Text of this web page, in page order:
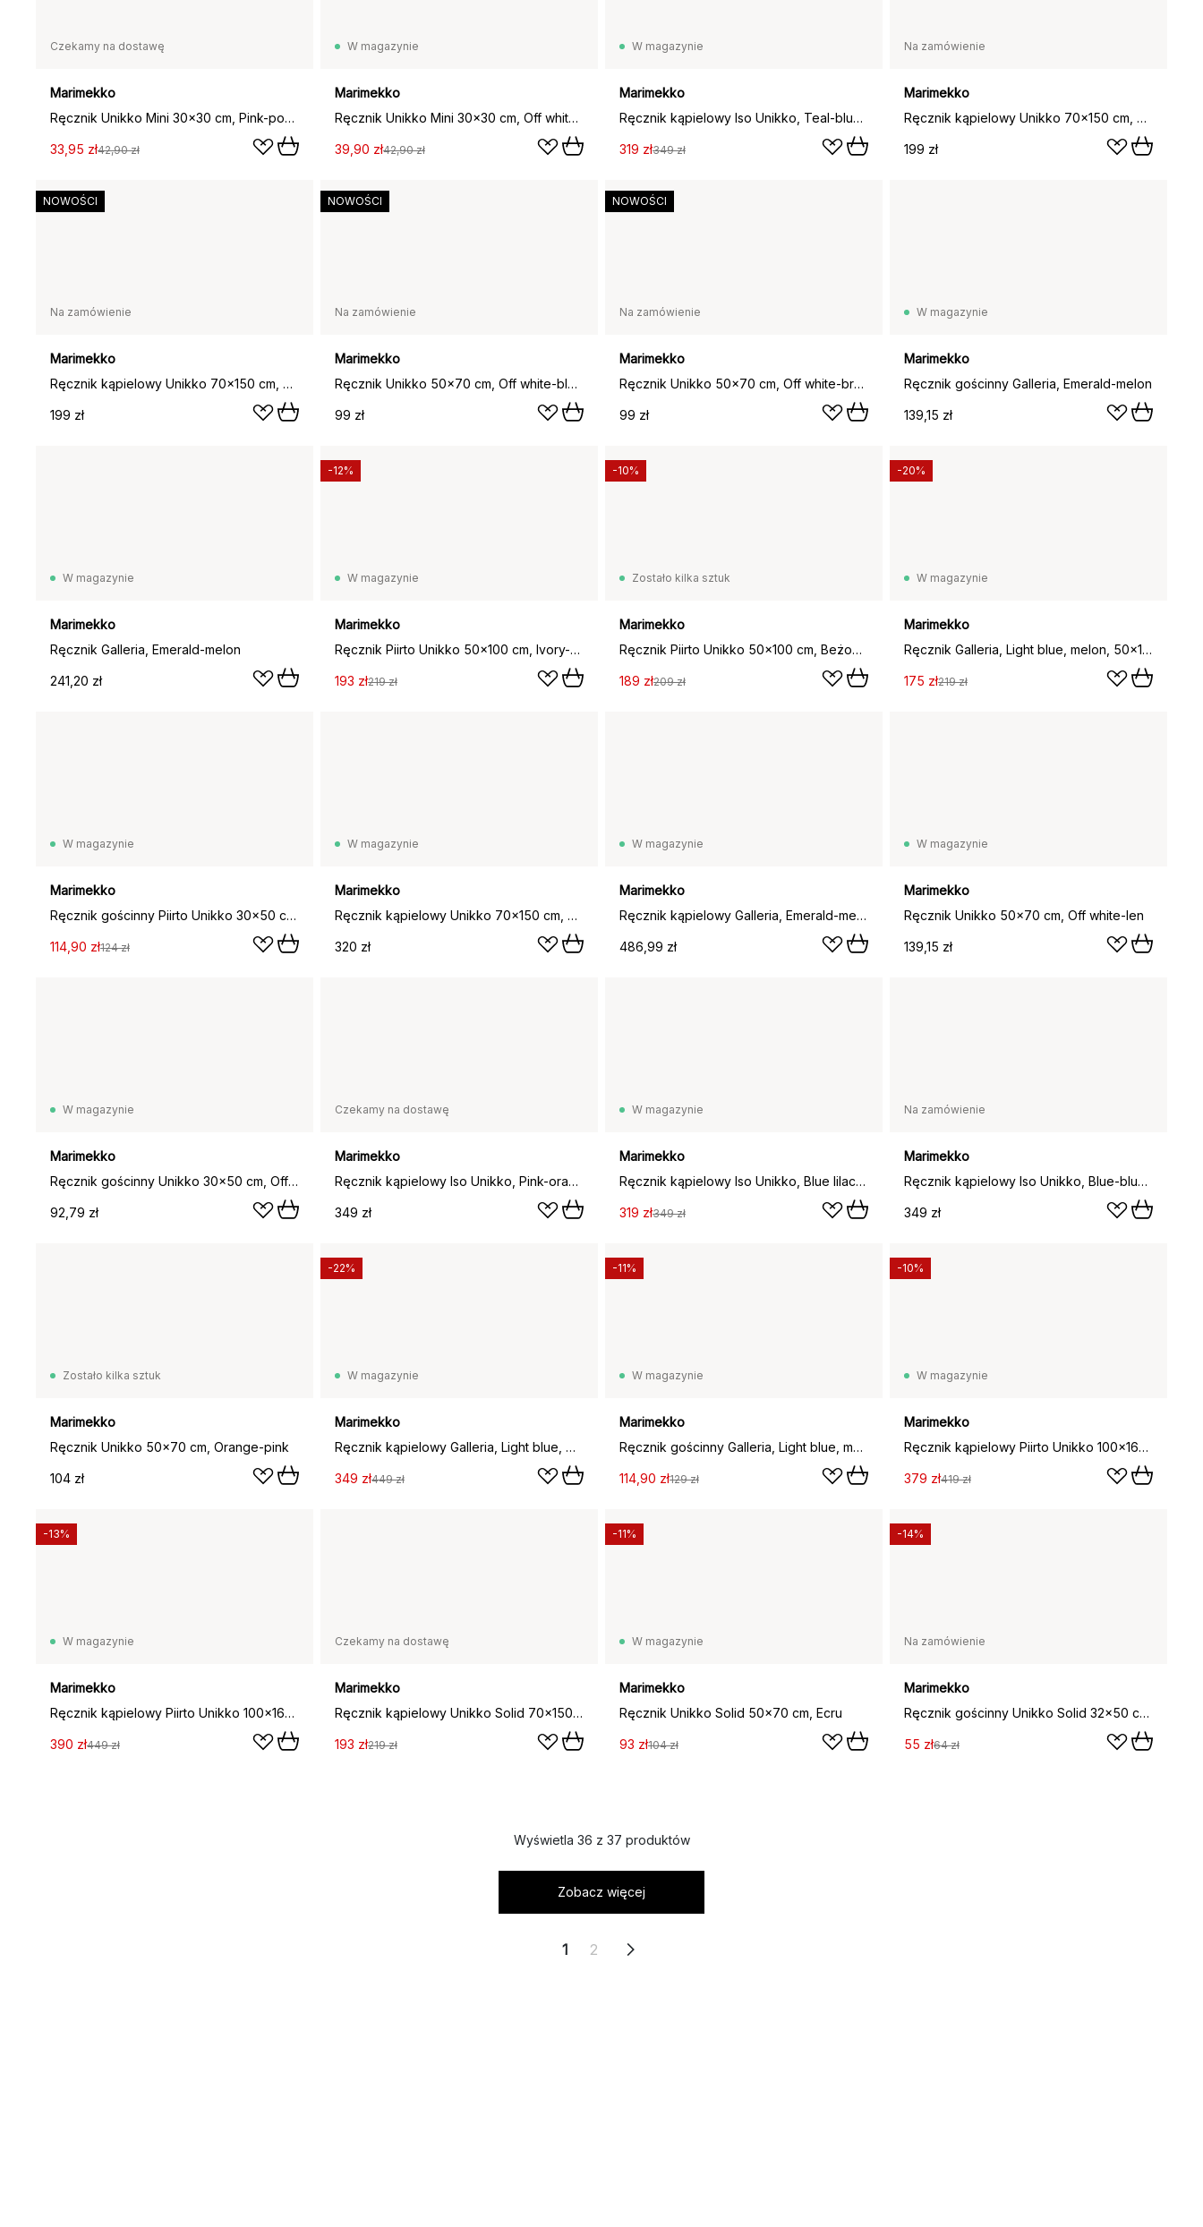
Czekamy na dostawę
Marimekko
Ręcznik Unikko Mini 30x30 cm, Pink-powder
33,95 zł42,90 zł
W magazynie
Marimekko
Ręcznik Unikko Mini 30x30 cm, Off white-sage
39,90 zł42,90 zł
W magazynie
Marimekko
Ręcznik kąpielowy Iso Unikko, Teal-blue, 100x180 cm
319 zł349 zł
Na zamówienie
Marimekko
Ręcznik kąpielowy Unikko 70x150 cm, Off white-blueberry
199 zł
Na zamówienie
Marimekko
Ręcznik kąpielowy Unikko 70x150 cm, Off white-brązowy
199 zł
NOWOŚCI
Na zamówienie
Marimekko
Ręcznik Unikko 50x70 cm, Off white-blueberry
99 zł
NOWOŚCI
Na zamówienie
Marimekko
Ręcznik Unikko 50x70 cm, Off white-brązowy
99 zł
NOWOŚCI
W magazynie
Marimekko
Ręcznik gościnny Galleria, Emerald-melon
139,15 zł
W magazynie
Marimekko
Ręcznik Galleria, Emerald-melon
241,20 zł
W magazynie
Marimekko
Ręcznik Piirto Unikko 50x100 cm, Ivory-black
193 zł219 zł
-12%
Zostało kilka sztuk
Marimekko
Ręcznik Piirto Unikko 50x100 cm, Beżowy
189 zł209 zł
-10%
W magazynie
Marimekko
Ręcznik Galleria, Light blue, melon, 50x100 cm
175 zł219 zł
-20%
W magazynie
Marimekko
Ręcznik gościnny Piirto Unikko 30x50 cm, Beżowy
114,90 zł124 zł
W magazynie
Marimekko
Ręcznik kąpielowy Unikko 70x150 cm, Off white-len
320 zł
W magazynie
Marimekko
Ręcznik kąpielowy Galleria, Emerald-melon
486,99 zł
W magazynie
Marimekko
Ręcznik Unikko 50x70 cm, Off white-len
139,15 zł
W magazynie
Marimekko
Ręcznik gościnny Unikko 30x50 cm, Off white-len
92,79 zł
Czekamy na dostawę
Marimekko
Ręcznik kąpielowy Iso Unikko, Pink-orange red, 100x180 cm
349 zł
W magazynie
Marimekko
Ręcznik kąpielowy Iso Unikko, Blue lilac-orange red, 100x180 cm
319 zł349 zł
Na zamówienie
Marimekko
Ręcznik kąpielowy Iso Unikko, Blue-blue lilac, 100x180 cm
349 zł
Zostało kilka sztuk
Marimekko
Ręcznik Unikko 50x70 cm, Orange-pink
104 zł
W magazynie
Marimekko
Ręcznik kąpielowy Galleria, Light blue, melon, 100x160 cm
349 zł449 zł
-22%
W magazynie
Marimekko
Ręcznik gościnny Galleria, Light blue, melon, 30x50 cm
114,90 zł129 zł
-11%
W magazynie
Marimekko
Ręcznik kąpielowy Piirto Unikko 100x160 cm, Beżowy
379 zł419 zł
-10%
W magazynie
Marimekko
Ręcznik kąpielowy Piirto Unikko 100x160 cm, Ivory-black
390 zł449 zł
-13%
Czekamy na dostawę
Marimekko
Ręcznik kąpielowy Unikko Solid 70x150 cm, Ecru
193 zł219 zł
W magazynie
Marimekko
Ręcznik Unikko Solid 50x70 cm, Ecru
93 zł104 zł
-11%
Na zamówienie
Marimekko
Ręcznik gościnny Unikko Solid 32x50 cm, Ecru
55 zł64 zł
-14%
Wyświetla 36 z 37 produktów
Zobacz więcej
1 2